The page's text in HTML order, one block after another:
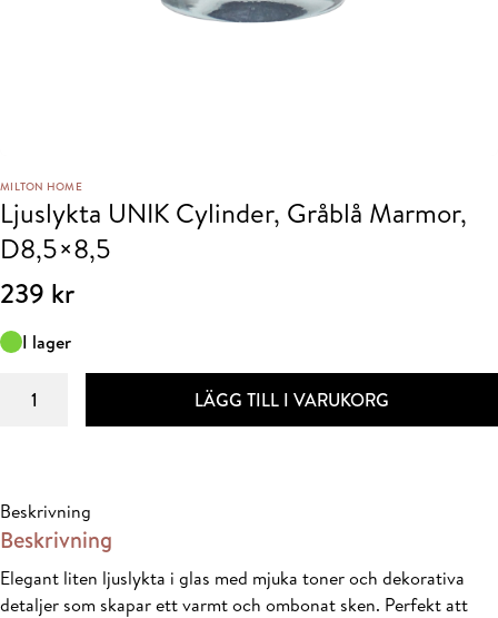
MILTON HOME
Ljuslykta UNIK Cylinder, Gråblå Marmor,
D8,5×8,5
239 kr
I lager
UNIK
D8,5x8,5
mängd
LÄGG TILL I VARUKORG
Beskrivning
Beskrivning
Elegant liten ljuslykta i glas med mjuka toner och dekorativa
detaljer som skapar ett varmt och ombonat sken. Perfekt att